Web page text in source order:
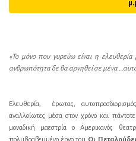
«Το μόνο που γυρεύω είναι η
ανθρωπότητα δε θα αρνηθεί σε μένα
Ελευθερία, έρωτας,
αναλλοίωτες μέσα στον χρόνο και
μοναδική μαεστρία ο Αμερικανός